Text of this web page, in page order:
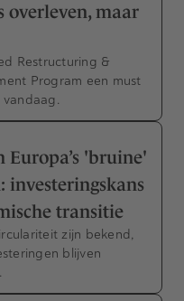
overleven, maar
Restructuring &
Program een must
Europa’s 'bruine'
investeringskans
transitie
zijn bekend,
blijven